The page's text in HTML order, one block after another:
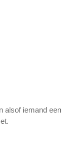
alsof iemand een